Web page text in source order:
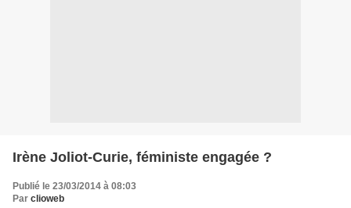
Irène Joliot-Curie, féministe engagée ?
Publié le 23/03/2014 à 08:03
Par clioweb